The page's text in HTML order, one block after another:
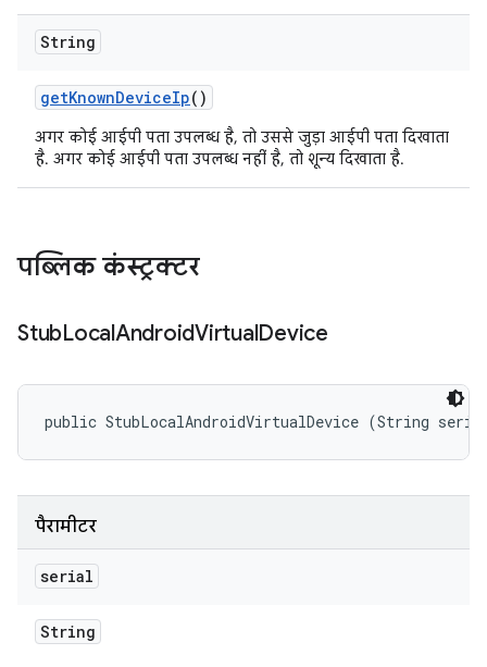
String
getKnownDeviceIp()
अगर कोई आईपी पता उपलब्ध है, तो उससे जुड़ा आईपी पता दिखाता
है. अगर कोई आईपी पता उपलब्ध नहीं है, तो शून्य दिखाता है.
पब्लिक कंस्ट्रक्टर
StubLocalAndroidVirtualDevice
public StubLocalAndroidVirtualDevice (String
पैरामीटर
serial
String